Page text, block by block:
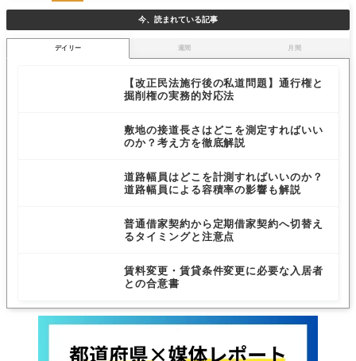
今、読まれている記事
デイリー 週間 月間
【改正民法施行後の私道問題】通行権と
掘削権の実務的対応法
敷地の接道長さはどこを測定すればいい
のか？考え方を徹底解説
道路幅員はどこを計測すればいいのか？
道路幅員による容積率の影響も解説
普通借家契約から定期借家契約へ切替え
るタイミングと注意点
賃料変更・賃貸条件変更に必要な入居者
との合意書